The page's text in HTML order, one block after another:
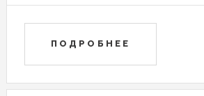
ПОДРОБНЕЕ